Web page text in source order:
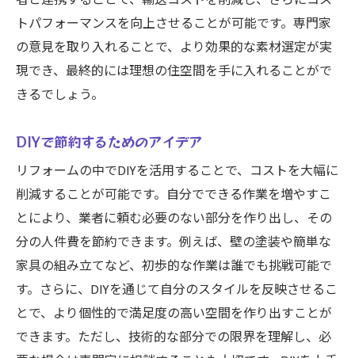
トパフォーマンスを向上させることが可能です。専門家
の意見を取り入れることで、より効果的な素材選定が実
現でき、最終的には理想の住空間を手に入れることがで
きるでしょう。
DIYで節約するためのアイデア
リフォームの中でDIYを活用することで、コストを大幅に
削減することが可能です。自分でできる作業を増やすこ
とにより、業者に頼む必要のない部分を作り出し、その
分の人件費を節約できます。例えば、壁の塗装や簡単な
家具の組み立てなど、初歩的な作業は誰でも挑戦可能で
す。さらに、DIYを通じて自分のスタイルを反映させるこ
とで、より個性的で満足度の高い空間を作り出すことが
できます。ただし、技術的な部分での限界を理解し、必